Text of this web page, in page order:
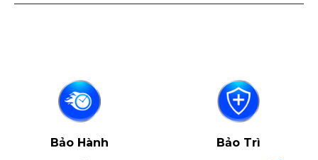
Bảo Hành Bảo Trì